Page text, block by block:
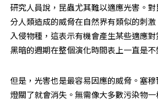
研究人員說，昆蟲尤其難以適應光害。
分人類造成的威脅在自然界有類似的刺
入侵物種，這表示有機會產生某些適應
黑暗的週期在整個演化時間表上一直是不
但是，光害也是最容易因應的威脅。塞
燈關了就會消失。無需像大多數污染物